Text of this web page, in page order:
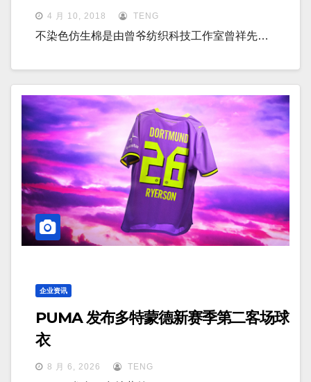
4 月 10, 2018 TENG
不染色仿生棉是由曾爷纺织科技工作室曾祥先…
企业资讯
PUMA 发布多特蒙德新赛季第二客场球
衣
8 月 6, 2026 TENG